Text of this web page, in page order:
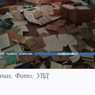
Фото: УВД